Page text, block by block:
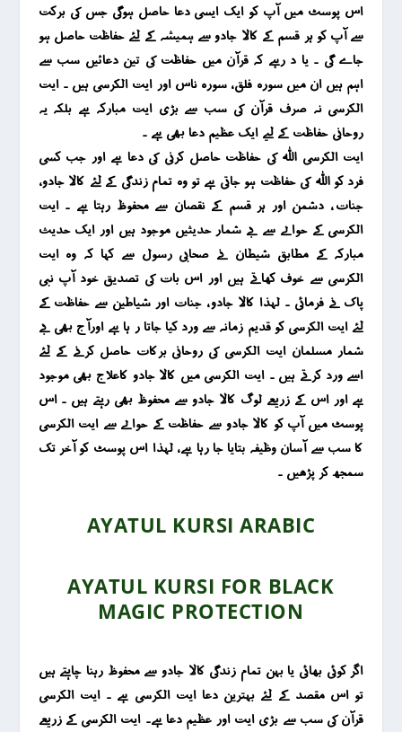
اس پوسٹ میں آپ کو ایک ایسی دعا حاصل ہوگی جس کی برکت
سے آپ کو ہر قسم کے کالا جادو سے ہمیشہ کے لئے حفاظت حاصل ہو
جاے گی ۔ یا د رہے کہ قرآن میں حفاظت کی تین دعائیں سب سے
اہم ہیں ان میں سورہ فلق ، سورہ ناس اور ایت الکرسی ہیں ۔ ایت
الکرسی نہ صرف قرآن کی سب سے بڑی ایت مبارکہ ہے بلکہ یہ
روحانی حفاظت کے لیے ایک عظیم دعا بھی ہے ۔
ایت الکرسی اللہ کی حفاظت حاصل کرنی کی دعا ہے اور جب کسی
فرد کو اللہ کی حفاظت ہو جاتی ہے تو وہ تمام زندگی کے لئے کالا جادو ،
جنات ، دشمن اور ہر قسم کے نقصان سے محفوظ رہتا ہے ۔ ایت
الکرسی کے حوالے سے بے شمار حدیثیں موجود ہیں اور ایک حدیث
مبارکہ کے مطابق شیطان نے صحابی رسول سے کہا کہ وہ ایت
الکرسی سے خوف کھاتے ہیں اور اس بات کی تصدیق خود آپ نبی
پاک نے فرمائی ۔ لہذا کالا جادو ، جنات اور شیاطین سے حفاظت کے
لئے ایت الکرسی کو قدیم زمانہ سے ورد کیا جاتا ر ہا ہے اورآج بھی بے
شمار مسلمان ایت الکرسی کی روحانی برکات حاصل کرنے کے لئے
اسے ورد کرتے ہیں ۔ ایت الکرسی میں کالا جادو کاعلاج بھی موجود
ہے اور اس کے زریعے لوگ کالا جادو سے محفوظ بھی رہتے ہیں ۔ اس
پوسٹ میں آپ کو کالا جادو سے حفاظت کے حوالے سے ایت الکرسی
کا سب سے آسان وظیفہ بتایا جا رہا ہے ، لہذا اس پوسٹ کو آخر تک
سمجھ کر پڑھیں ۔
AYATUL KURSI ARABIC
AYATUL KURSI FOR BLACK
MAGIC PROTECTION
اگر کوئی بھائی یا بہن تمام زندگی کالا جادو سے محفوظ رہنا چاہتے ہیں
تو اس مقصد کے لئے بہترین دعا ایت الکرسی ہے ۔ ایت الکرسی
قرآن کی سب سے بڑی ایت اور عظیم دعا ہے۔ ایت الکرسی کے زریعے